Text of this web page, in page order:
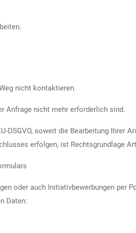
nicht kontaktieren.
Anfrage nicht mehr erforderlich sind.
DSGVO, soweit die Bearbeitung Ihrer
erfolgen, ist Rechtsgrundlage
oder auch Initiativbewerbungen per
Daten: